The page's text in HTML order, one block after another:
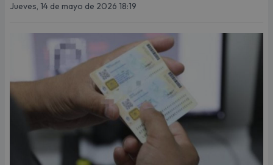
Jueves, 14 de mayo de 2026 18:19